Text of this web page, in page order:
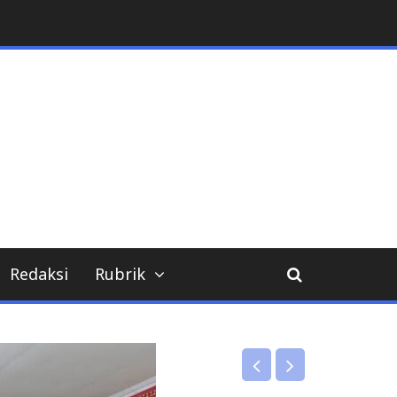
Redaksi Rubrik